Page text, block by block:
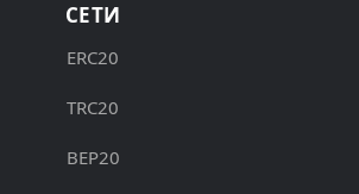
СЕТИ
ERC20
TRC20
BEP20